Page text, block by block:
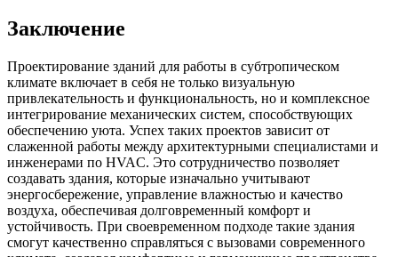
Заключение
Проектирование зданий для работы в субтропическом
климате включает в себя не только визуальную
привлекательность и функциональность, но и комплексное
интегрирование механических систем, способствующих
обеспечению уюта. Успех таких проектов зависит от
слаженной работы между архитектурными специалистами и
инженерами по HVAC. Это сотрудничество позволяет
создавать здания, которые изначально учитывают
энергосбережение, управление влажностью и качество
воздуха, обеспечивая долговременный комфорт и
устойчивость. При своевременном подходе такие здания
смогут качественно справляться с вызовами современного